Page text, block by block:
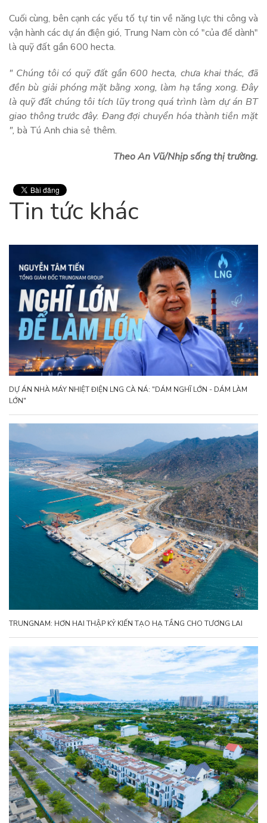
Cuối cùng, bên cạnh các yếu tố tự tin về năng lực thi công và
vận hành các dự án điện gió, Trung Nam còn có "của để dành"
là quỹ đất gần 600 hecta.
" Chúng tôi có quỹ đất gần 600 hecta, chưa khai thác, đã
đền bù giải phóng mặt bằng xong, làm hạ tầng xong. Đây
là quỹ đất chúng tôi tích lũy trong quá trình làm dự án BT
giao thông trước đây. Đang đợi chuyển hóa thành tiền mặt
", bà Tú Anh chia sẻ thêm.
Theo An Vũ/Nhịp sống thị trường.
Tin tức khác
DỰ ÁN NHÀ MÁY NHIỆT ĐIỆN LNG CÀ NÁ: "DÁM NGHĨ LỚN - DÁM LÀM
LỚN"
TRUNGNAM: HƠN HAI THẬP KỶ KIẾN TẠO HẠ TẦNG CHO TƯƠNG LAI